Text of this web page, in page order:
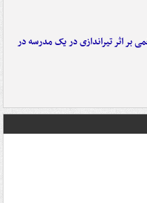
بر اثر تیراندازی در یک مدرسه در